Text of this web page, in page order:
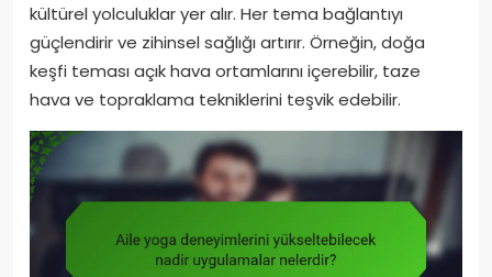
kültürel yolculuklar yer alır. Her tema bağlantıyı
güçlendirir ve zihinsel sağlığı artırır. Örneğin, doğa
keşfi teması açık hava ortamlarını içerebilir, taze
hava ve topraklama tekniklerini teşvik edebilir.